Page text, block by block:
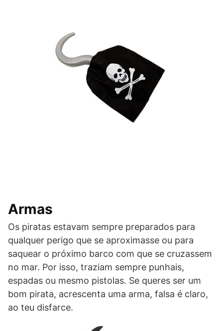
Armas
Os piratas estavam sempre preparados para
qualquer perigo que se aproximasse ou para
saquear o próximo barco com que se cruzassem
no mar. Por isso, traziam sempre punhais,
espadas ou mesmo pistolas. Se queres ser um
bom pirata, acrescenta uma arma, falsa é claro,
ao teu disfarce.